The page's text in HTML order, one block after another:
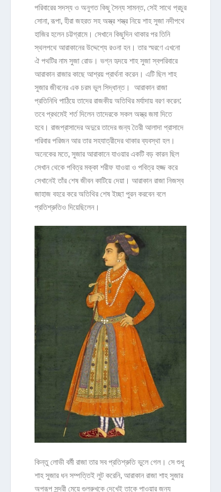
পরিবারের সদস্য ও অনুগত কিছু সৈন্য সামন্ত, সেই সাথে প্রচুর
সোনা, রূপা, হীরা জহরত সহ অস্ত্র শস্ত্র নিয়ে শাহ সুজা নদীপথে
হাজির হলেন চট্টগ্রামে। সেখানে কিছুদিন থাকার পর তিনি
স্থলপথে আরাকানের উদ্দেশ্যে রওনা হন। তার স্মরণে এখনো
ঐ পথটির নাম সুজা রোড। ভগ্ন হৃদয়ে শাহ সুজা স্বপরিবারে
আরাকান রাজার কাছে আশ্রয় প্রার্থনা করেন। এটি ছিল শাহ
সুজার জীবনের এক চরম ভুল সিদ্ধান্ত। আরাকান রাজা
প্রতিনিধি পাঠিয়ে তাদের রাজকীয় অতিথির মর্যাদায় বরণ করেন;
তবে প্রথমেই শর্ত দিলেন তাদেরকে সকল অস্ত্র জমা দিতে
হবে। রাজপ্রাসাদের অদুরে তাদের জন্য তৈরী আলাদা প্রাসাদে
পরিবার পরিজন আর তার সহযাত্রীদের থাকার ব্যবস্থা হল।
অনেকের মতে, সুজার আরাকানে যাওয়ার একটি বড় কারন ছিল
সেখান থেকে পবিত্র মক্কা শরীফ যাওয়া ও পবিত্র হজ্জ করে
সেখানেই তাঁর শেষ জীবন কাটিয়ে দেয়া। আরাকান রাজা নিজস্ব
জাহাজ বহরে করে অতিথির শেষ ইচ্ছা পুরন করবেন বলে
প্রতিশ্রুতিও দিয়েছিলেন।
কিন্তু লোভী বর্মী রাজা তার সব প্রতিশ্রুতি ভুলে গেল। সে শুধু
শাহ সুজার ধন সম্পত্তিই লুট করেনি, আরাকান রাজা শাহ সুজার
অপরূপ সুন্দরী মেয়ে গুলরুখকে দেখেই তাকে পাওয়ার জন্য